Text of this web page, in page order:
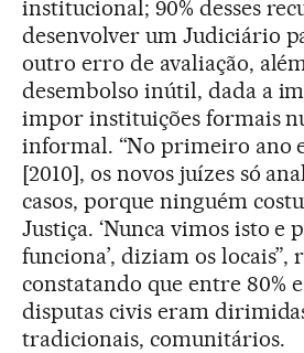
institucional; 90% desses
desenvolver um Judiciário
outro erro de avaliação,
desembolso inútil, dada a
impor instituições formais
informal. “No primeiro ano
[2010], os novos juízes só
casos, porque ninguém
Justiça. ‘Nunca vimos isto e
funciona’, diziam os locais”,
constatando que entre 80% e
disputas civis eram
tradicionais, comunitários.